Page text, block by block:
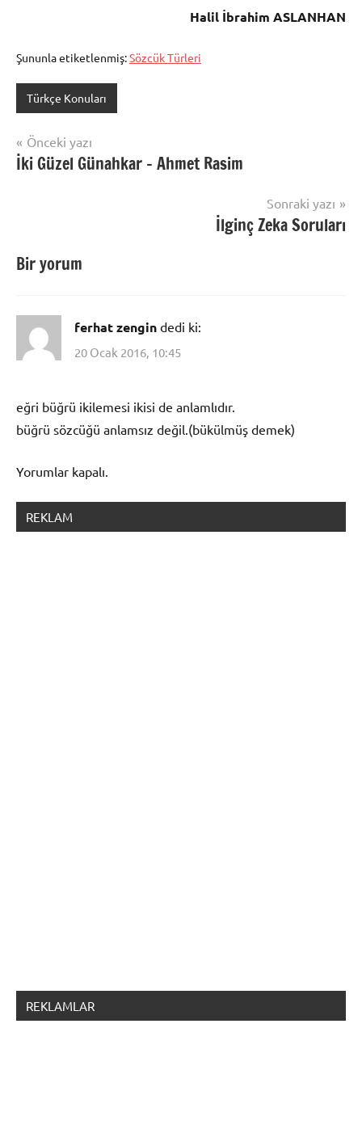
Halil İbrahim ASLANHAN
Şununla etiketlenmiş:Sözcük Türleri
Türkçe Konuları
Yazı
gezinmesi
Önceki yazı
İki Güzel Günahkar – Ahmet Rasim
Sonraki yazı
İlginç Zeka Soruları
Bir yorum
ferhat zengin dedi ki:
20 Ocak 2016, 10:45
eğri büğrü ikilemesi ikisi de anlamlıdır.
büğrü sözcüğü anlamsız değil.(bükülmüş demek)
Yorumlar kapalı.
REKLAM
REKLAMLAR